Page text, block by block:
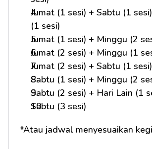
Jumat (1 sesi) + Sabtu (1
(1 sesi)
Jumat (1 sesi) + Minggu (2
Jumat (2 sesi) + Minggu (1
Jumat (2 sesi) + Sabtu (1 sesi)
Sabtu (1 sesi) + Minggu (2
Sabtu (2 sesi) + Hari Lain (1
Sabtu (3 sesi)
*Atau jadwal menyesuaikan